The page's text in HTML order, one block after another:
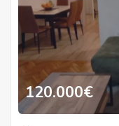
120.000€